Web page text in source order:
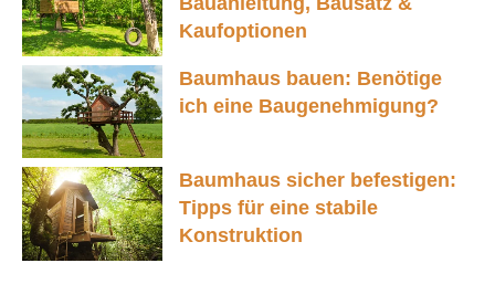
Kaufoptionen
Baumhaus bauen: Benötige
ich eine Baugenehmigung?
Baumhaus sicher befestigen:
Tipps für eine stabile
Konstruktion